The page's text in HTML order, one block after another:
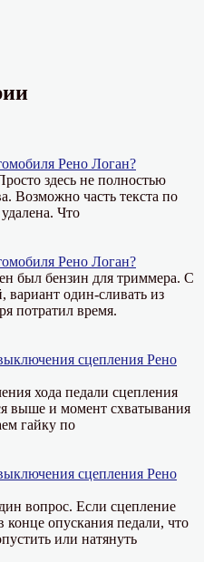
Рено Логан?
здесь не полностью
Возможно часть текста по
Что
Рено Логан?
был бензин для триммера. С
один-сливать из
потратил время.
сцепления Рено
хода педали сцепления
выше и момент схватывания
гайку по
сцепления Рено
вопрос. Если сцепление
конце опускания педали, что
или натянуть